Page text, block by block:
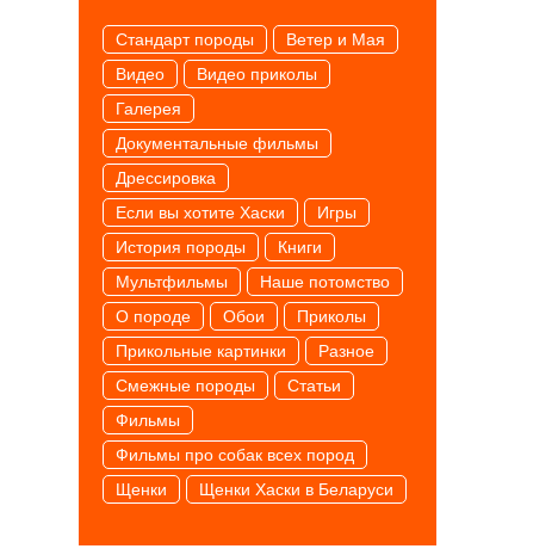
Cтандарт породы
Ветер и Мая
Видео
Видео приколы
Галерея
Документальные фильмы
Дрессировка
Если вы хотите Хаски
Игры
История породы
Книги
Мультфильмы
Наше потомство
О породе
Обои
Приколы
Прикольные картинки
Разное
Смежные породы
Статьи
Фильмы
Фильмы про собак всех пород
Щенки
Щенки Хаски в Беларуси